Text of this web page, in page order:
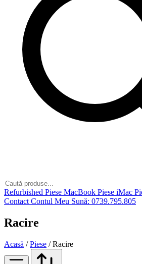
Refurbished Piese MacBook Piese iMac
Contact Contul Meu Sună: 0739.795.805
Racire
Acasă / Piese / Racire